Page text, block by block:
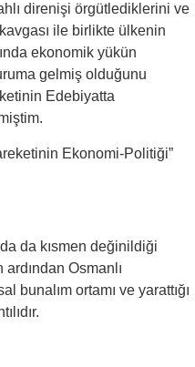
direnişi örgütlediklerini ve
ile birlikte ülkenin
ekonomik yükün
gelmiş olduğunu
Edebiyatta
Ekonomi-Politiği”
da kısmen değinildiği
ardından Osmanlı
bunalım ortamı ve yarattığı